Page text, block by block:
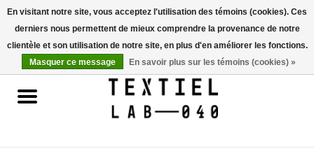
Accueil
LIVRES
En visitant notre site, vous acceptez l'utilisation des témoins (cookies). Ces
derniers nous permettent de mieux comprendre la provenance de notre
clientèle et son utilisation de notre site, en plus d'en améliorer les fonctions.
Masquer ce message
En savoir plus sur les témoins (cookies) »